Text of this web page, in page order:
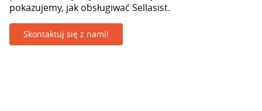
pokazujemy, jak obsługiwać Sellasist.
Skontaktuj się z nami!